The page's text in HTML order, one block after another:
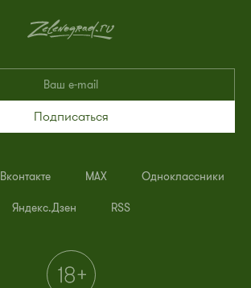
Подписаться
Вконтакте MAX Одноклассники
Яндекс.Дзен RSS